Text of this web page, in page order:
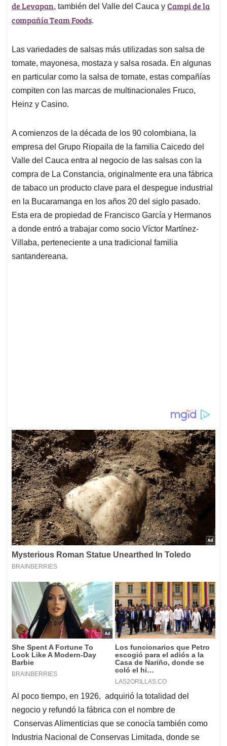
de Levapan, también del Valle del Cauca y Campi de la
compañía Team Foods.
Las variedades de salsas más utilizadas son salsa de
tomate, mayonesa, mostaza y salsa rosada. En algunas
en particular como la salsa de tomate, estas compañías
compiten con las marcas de multinacionales Fruco,
Heinz y Casino.
A comienzos de la década de los 90 colombiana, la
empresa del Grupo Riopaila de la familia Caicedo del
Valle del Cauca entra al negocio de las salsas con la
compra de La Constancia, originalmente era una fábrica
de tabaco un producto clave para el despegue industrial
en la Bucaramanga en los años 20 del siglo pasado.
Esta era de propiedad de Francisco García y Hermanos
a donde entró a trabajar como socio Víctor Martínez-
Villaba, perteneciente a una tradicional familia
santandereana.
Al poco tiempo, en 1926, adquirió la totalidad del
negocio y refundó la fábrica con el nombre de
Conservas Alimenticias que se conocía también como
Industria Nacional de Conservas Limitada, donde se